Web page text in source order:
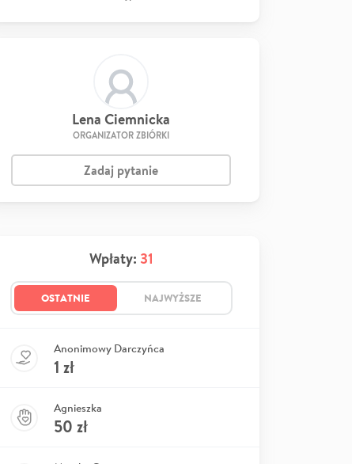
Lena Ciemnicka
ORGANIZATOR ZBIÓRKI
Zadaj pytanie
Wpłaty: 31
OSTATNIE NAJWYŻSZE
Anonimowy Darczyńca
1 zł
Agnieszka
50 zł